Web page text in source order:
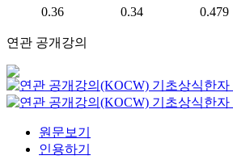
0.36 0.34 0.479
연관 공개강의
기초상식한자
기초상식한자
원문보기
인용하기